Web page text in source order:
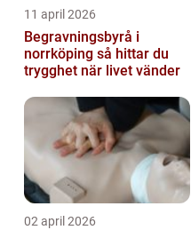
11 april 2026
Begravningsbyrå i
norrköping så hittar du
trygghet när livet vänder
02 april 2026